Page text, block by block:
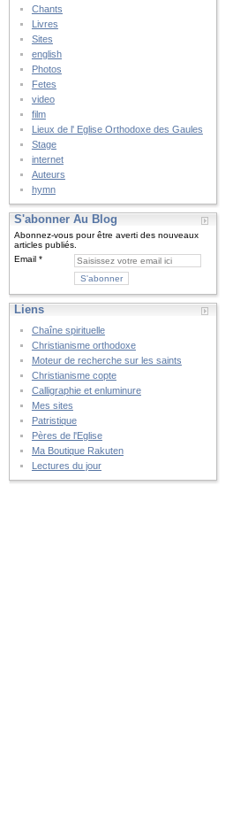
Chants
Livres
Sites
english
Photos
Fetes
video
film
Lieux de l' Eglise Orthodoxe des Gaules
Stage
internet
Auteurs
hymn
S'abonner Au Blog
Abonnez-vous pour être averti des nouveaux
articles publiés.
Email
Liens
Chaîne spirituelle
Christianisme orthodoxe
Moteur de recherche sur les saints
Christianisme copte
Calligraphie et enluminure
Mes sites
Patristique
Pères de l'Eglise
Ma Boutique Rakuten
Lectures du jour